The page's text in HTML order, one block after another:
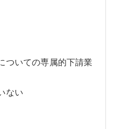
ついての専属的下請業
ない